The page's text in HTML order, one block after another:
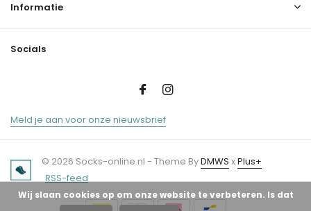
Informatie
Socials
Meld je aan voor onze nieuwsbrief
© 2026 Socks-online.nl - Theme ByDMWS xPlus+
RSS-feed
Wij slaan cookies op om onze website te verbeteren. Is dat